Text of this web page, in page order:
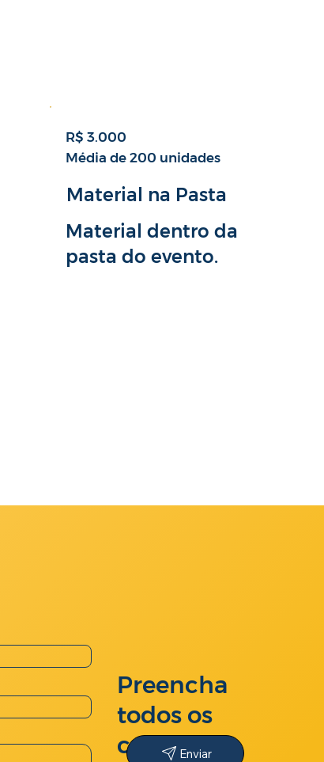
R$ 3.000
Média de 200 unidades
Material na Pasta
Material dentro da
pasta do evento.
Preencha
todos os
campos e
Enviar